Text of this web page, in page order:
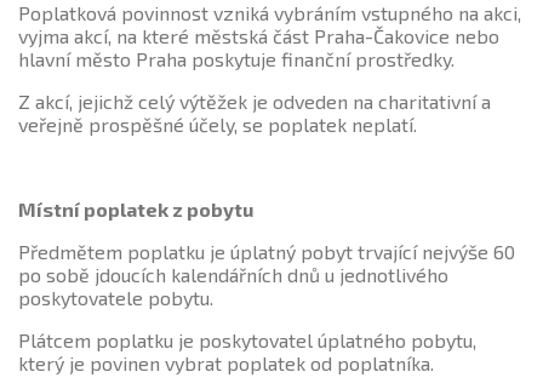
Poplatková povinnost vzniká vybráním vstupného na akci,
vyjma akcí, na které městská část Praha-Čakovice nebo
hlavní město Praha poskytuje finanční prostředky.
Z akcí, jejichž celý výtěžek je odveden na charitativní a
veřejně prospěšné účely, se poplatek neplatí.
Místní poplatek z pobytu
Předmětem poplatku je úplatný pobyt trvající nejvýše 60
po sobě jdoucích kalendářních dnů u jednotlivého
poskytovatele pobytu.
Plátcem poplatku je poskytovatel úplatného pobytu,
který je povinen vybrat poplatek od poplatníka.